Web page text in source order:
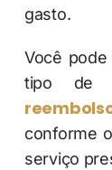
gasto.
Você
tipo de
conforme
serviço